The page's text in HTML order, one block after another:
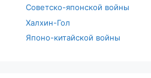
Советско-японской войны
Халхин-Гол
Японо-китайской войны